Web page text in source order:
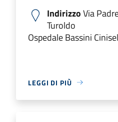
IndirizzoVia
Turoldo
Ospedale Bassini
LEGGI DI PIÙ